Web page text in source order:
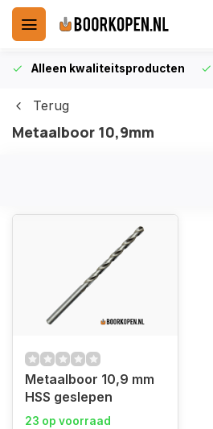
Alleen kwaliteitsproducten
Terug
Metaalboor 10,9mm
Metaalboor 10,9 mm
HSS geslepen
23 op voorraad